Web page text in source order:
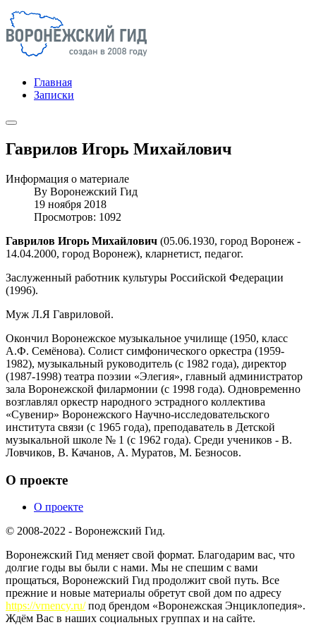
Главная
Записки
Гаврилов Игорь Михайлович
Информация о материале
By Воронежский Гид
19 ноября 2018
Просмотров: 1092
Гаврилов Игорь Михайлович (05.06.1930, город Воронеж -
14.04.2000, город Воронеж), кларнетист, педагог.
Заслуженный работник культуры Российской Федерации
(1996).
Муж Л.Я Гавриловой.
Окончил Воронежское музыкальное училище (1950, класс
А.Ф. Семёнова). Солист симфонического оркестра (1959-
1982), музыкальный руководитель (с 1982 года), директор
(1987-1998) театра поэзии «Элегия», главный администратор
зала Воронежской филармонии (с 1998 года). Одновременно
возглавлял оркестр народного эстрадного коллектива
«Сувенир» Воронежского Научно-исследовательского
института связи (с 1965 года), преподаватель в Детской
музыкальной школе № 1 (с 1962 года). Среди учеников - В.
Ловчиков, В. Качанов, А. Муратов, М. Безносов.
О проекте
О проекте
© 2008-2022 - Воронежский Гид.
Воронежский Гид меняет свой формат. Благодарим вас, что
долгие годы вы были с нами. Мы не спешим с вами
прощаться, Воронежский Гид продолжит свой путь. Все
прежние и новые материалы обретут свой дом по адресу
https://vrnency.ru/под брендом «Воронежская Энциклопедия».
Ждём Вас в наших социальных группах и на сайте.